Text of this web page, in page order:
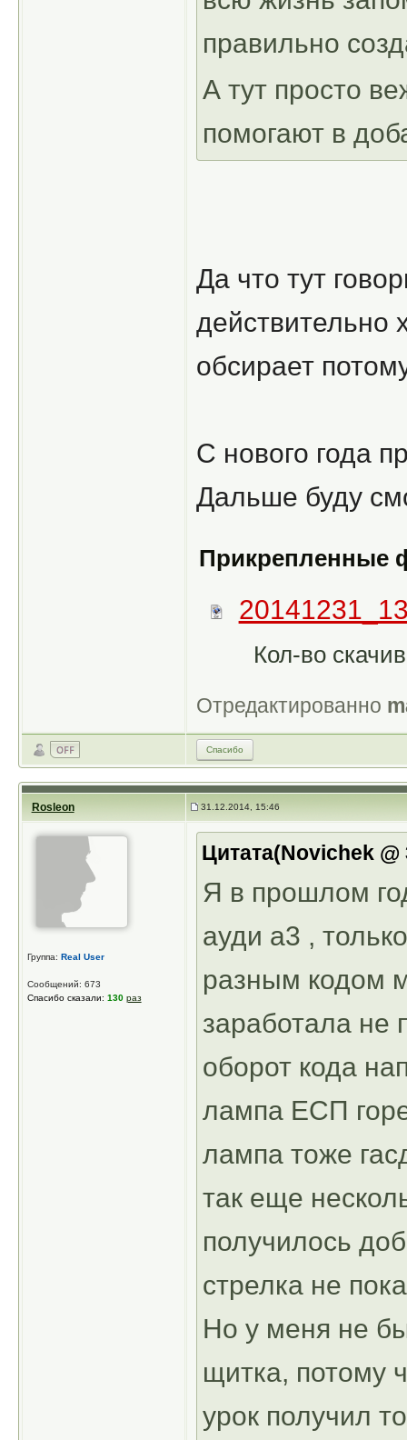
правильно
А тут просто
помогают в
Да что тут
действительно
обсирает
С нового года
Дальше буду
Прикрепленные
Кол-во
Отредактированно
Спасибо
Rosleon 31.12.2014, 15:46
Группа: Real User
Сообщений: 673
Спасибо сказали: 130 раз
Цитата(Novichek
Я в прошлом
ауди а3 ,
разным кодом
заработала не
оборот кода
лампа ЕСП
лампа тоже
так еще
получилось
стрелка не
Но у меня не
щитка, потому
урок получил